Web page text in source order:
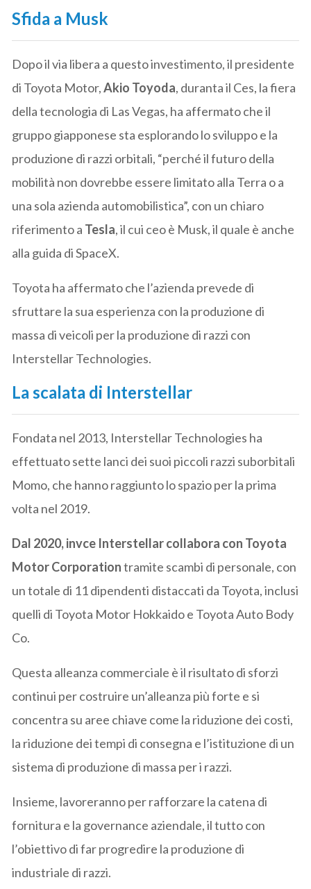
Sfida a Musk
Dopo il via libera a questo investimento, il presidente
di Toyota Motor,Akio Toyoda, duranta il Ces, la fiera
della tecnologia di Las Vegas, ha affermato che il
gruppo giapponese sta esplorando lo sviluppo e la
produzione di razzi orbitali, “perché il futuro della
mobilità non dovrebbe essere limitato alla Terra o a
una sola azienda automobilistica”, con un chiaro
riferimento a Tesla, il cui ceo è Musk, il quale è anche
alla guida di SpaceX.
Toyota ha affermato che l’azienda prevede di
sfruttare la sua esperienza con la produzione di
massa di veicoli per la produzione di razzi con
Interstellar Technologies.
La scalata di Interstellar
Fondata nel 2013, Interstellar Technologies ha
effettuato sette lanci dei suoi piccoli razzi suborbitali
Momo, che hanno raggiunto lo spazio per la prima
volta nel 2019.
Dal 2020, invce Interstellar collabora con Toyota
Motor Corporationtramite scambi di personale, con
un totale di 11 dipendenti distaccati da Toyota, inclusi
quelli di Toyota Motor Hokkaido e Toyota Auto Body
Co.
Questa alleanza commerciale è il risultato di sforzi
continui per costruire un’alleanza più forte e si
concentra su aree chiave come la riduzione dei costi,
la riduzione dei tempi di consegna e l’istituzione di un
sistema di produzione di massa per i razzi.
Insieme, lavoreranno per rafforzare la catena di
fornitura e la governance aziendale, il tutto con
l’obiettivo di far progredire la produzione di
industriale di razzi.